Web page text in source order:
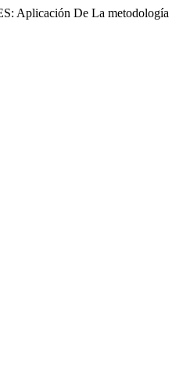
Aplicación De La metodología